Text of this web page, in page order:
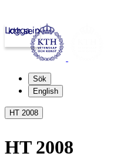
kth.se
Logga in
Sök
English
HT 2008
HT 2008